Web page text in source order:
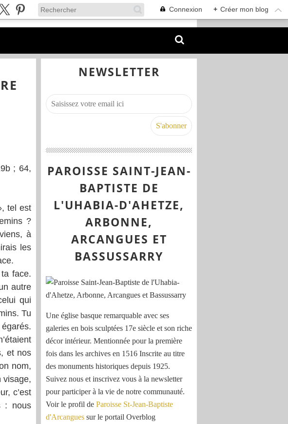
Connexion + Créer mon blog
; 64,
tel est
?
à
les
face.
autre
qui
Tu
et nos
nom,
visage,
c’est
: nous
NEWSLETTER
PAROISSE SAINT-JEAN-
BAPTISTE DE
L'UHABIA-D'AHETZE,
ARBONNE,
ARCANGUES ET
BASSUSSARRY
Une église basque remarquable avec ses
galeries en bois sculptées 17e siècle et son riche
décor intérieur. Mentionnée pour la première
fois dans les archives en 1516 Inscrite au titre
des monuments historiques depuis 1925.
Suivez nous et inscrivez vous à la newsletter
pour participer à la vie de notre communauté.
Voir le profil de Paroisse St-Jean-Baptiste
d'Arcangues sur le portail Overblog